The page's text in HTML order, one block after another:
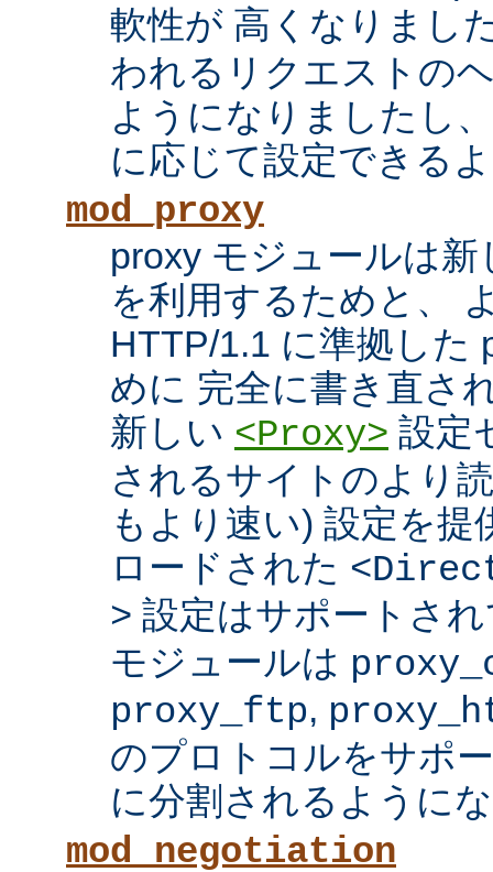
軟性が 高くなりまし
われるリクエストの
ようになりましたし
に応じて設定できる
mod_proxy
proxy モジュールは
を利用するためと、
HTTP/1.1 に準拠した
めに 完全に書き直さ
新しい <Proxy> 設定
されるサイトのより
もより速い) 設定を
ロードされた
> 設定はサポートさ
モジュールは
proxy_ftp,
のプロトコルをサポ
に分割されるように
mod_negotiation